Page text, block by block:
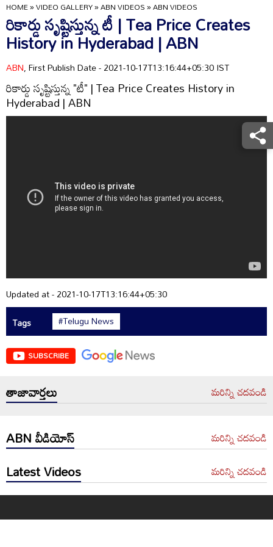
HOME»VIDEO GALLERY»ABN VIDEOS»ABN VIDEOS
రికార్డు సృష్టిస్తున్న టీ | Tea Price Creates
History in Hyderabad | ABN
ABN, First Publish Date - 2021-10-17T13:16:44+05:30 IST
రికార్డు సృష్టిస్తున్న "టీ" | Tea Price Creates History in
Hyderabad | ABN
Updated at - 2021-10-17T13:16:44+05:30
Tags
#Telugu News
SUBSCRIBE
తాజావార్తలు మరిన్ని చదవండి
ABN వీడియోస్ మరిన్ని చదవండి
Latest Videos మరిన్ని చదవండి